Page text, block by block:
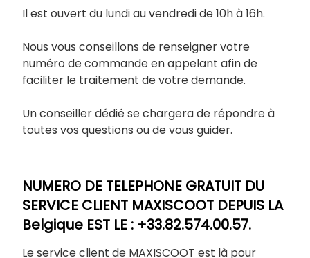
Il est ouvert du lundi au vendredi de 10h à 16h.
Nous vous conseillons de renseigner votre
numéro de commande en appelant afin de
faciliter le traitement de votre demande.
Un conseiller dédié se chargera de répondre à
toutes vos questions ou de vous guider.
NUMERO DE TELEPHONE GRATUIT DU
SERVICE CLIENT MAXISCOOT DEPUIS LA
Belgique EST LE : +33.82.574.00.57.
Le service client de MAXISCOOT est là pour